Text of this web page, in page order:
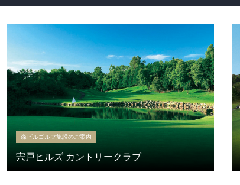
森ビルゴルフ施設のご案内
宍戸ヒルズ カントリークラブ